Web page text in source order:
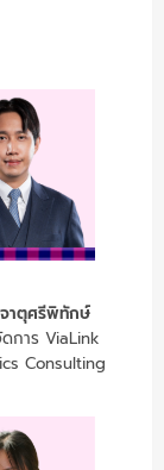
าตุศรีพิทักษ์
การ ViaLink
Consulting